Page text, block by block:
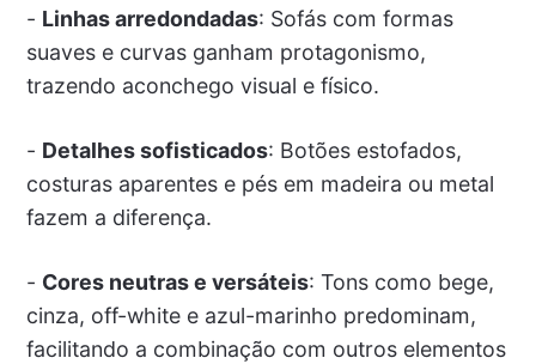
- Linhas arredondadas: Sofás com formas
suaves e curvas ganham protagonismo,
trazendo aconchego visual e físico.
- Detalhes sofisticados: Botões estofados,
costuras aparentes e pés em madeira ou metal
fazem a diferença.
- Cores neutras e versáteis: Tons como bege,
cinza, off-white e azul-marinho predominam,
facilitando a combinação com outros elementos